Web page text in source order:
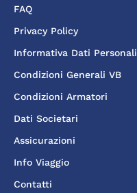
FAQ
Privacy Policy
Informativa Dati Personali
Condizioni Generali VB
Condizioni Armatori
Dati Societari
Assicurazioni
Info Viaggio
Contatti